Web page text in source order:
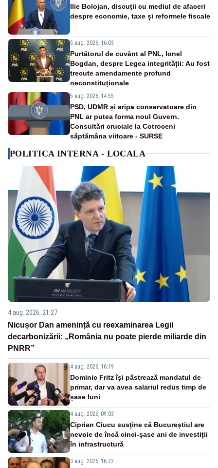
Ilie Bolojan, discuții cu mediul de afaceri
despre economie, taxe și reformele fiscale
5 aug. 2026, 16:03
Purtătorul de cuvânt al PNL, Ionel
Bogdan, despre Legea integrității: Au fost
trecute amendamente profund
neconstituționale
5 aug. 2026, 14:55
PSD, UDMR și aripa conservatoare din
PNL ar putea forma noul Guvern.
Consultări cruciale la Cotroceni
săptămâna viitoare - SURSE
POLITICA INTERNA - LOCALA
4 aug. 2026, 21:27
Nicușor Dan amenință cu reexaminarea Legii
decarbonizării: „România nu poate pierde miliarde din
PNRR”
4 aug. 2026, 16:19
Dominic Fritz își păstrează mandatul de
primar, dar va avea salariul redus timp de
șase luni
4 aug. 2026, 09:03
Ciprian Ciucu susține că Bucureștiul are
nevoie de încă cinci-șase ani de investiții
în infrastructură
3 aug. 2026, 16:22